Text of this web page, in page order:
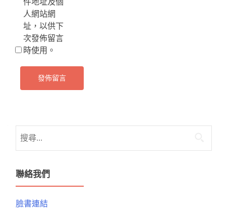
人網站網
址，以供下
次發佈留言
時使用。
尋
鍵
字:
聯絡我們
臉書連結